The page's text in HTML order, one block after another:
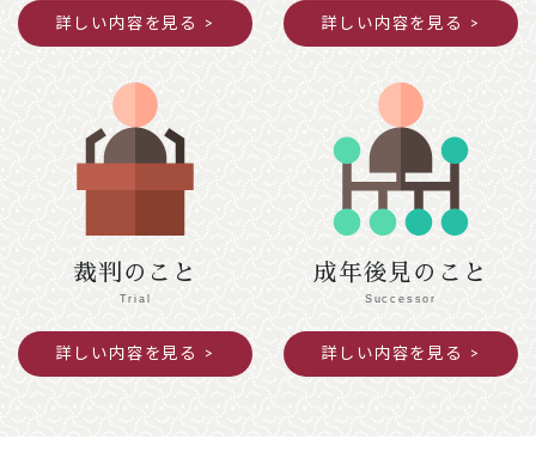
令和７年度京都司法書士会新人研修の御案内
391.5KB
2025年10月09日
民法（遺言関係）等の改正に関する中間試案
詳しい内容を見る 詳しい内容を見る
裁判のこと
Trial
詳しい内容を見る
成年後見のこと
Successor
詳しい内容を見る